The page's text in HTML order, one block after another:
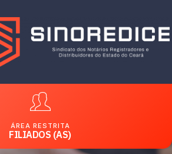
ÁREA RESTRITA
FILIADOS (AS)